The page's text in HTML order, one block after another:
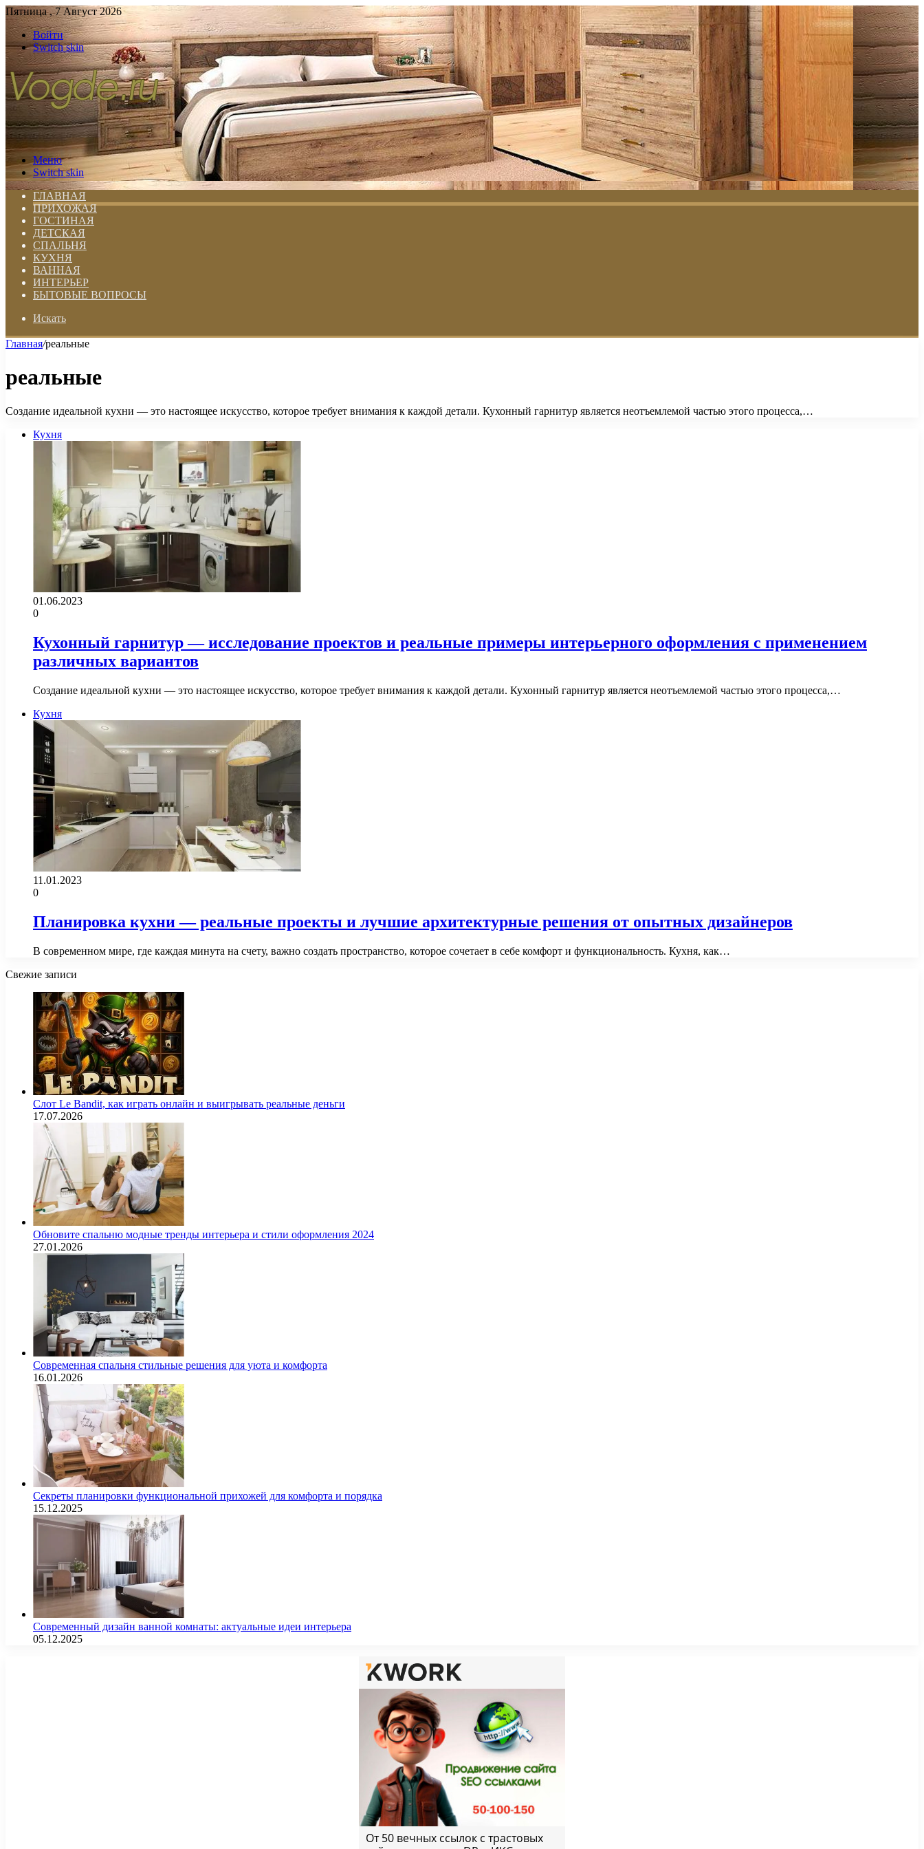
Пятница , 7 Август 2026
Войти
Switch skin
Меню
Switch skin
ГЛАВНАЯ
ПРИХОЖАЯ
ГОСТИНАЯ
ДЕТСКАЯ
СПАЛЬНЯ
КУХНЯ
ВАННАЯ
ИНТЕРЬЕР
БЫТОВЫЕ ВОПРОСЫ
Искать
Главная/реальные
реальные
Создание идеальной кухни — это настоящее искусство, которое требует внимания к каждой детали. Кухонный гарнитур является неотъемлемой частью этого процесса,…
Кухня
01.06.2023
0
Кухонный гарнитур — исследование проектов и реальные примеры интерьерного оформления с применением
различных вариантов
Создание идеальной кухни — это настоящее искусство, которое требует внимания к каждой детали. Кухонный гарнитур является неотъемлемой частью этого процесса,…
Кухня
11.01.2023
0
Планировка кухни — реальные проекты и лучшие архитектурные решения от опытных дизайнеров
В современном мире, где каждая минута на счету, важно создать пространство, которое сочетает в себе комфорт и функциональность. Кухня, как…
Свежие записи
Слот Le Bandit, как играть онлайн и выигрывать реальные деньги
17.07.2026
Обновите спальню модные тренды интерьера и стили оформления 2024
27.01.2026
Современная спальня стильные решения для уюта и комфорта
16.01.2026
Секреты планировки функциональной прихожей для комфорта и порядка
15.12.2025
Современный дизайн ванной комнаты: актуальные идеи интерьера
05.12.2025